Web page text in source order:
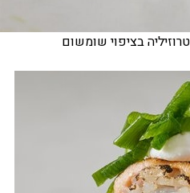
בציפוי שומשום